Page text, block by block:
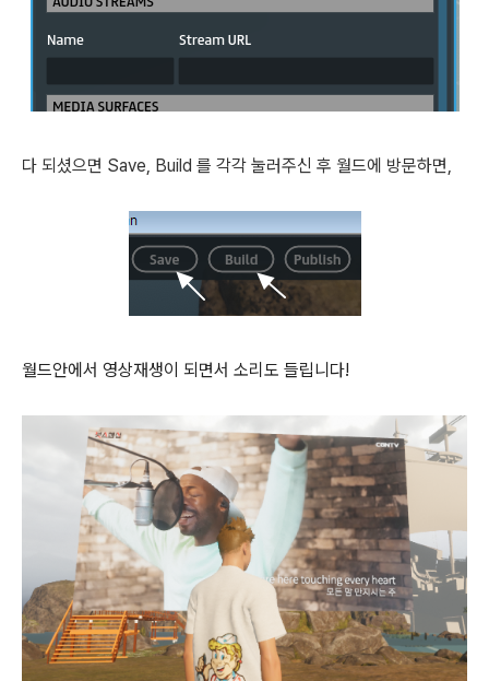
다 되셨으면 Save, Build 를 각각 눌러주신 후 월드에 방문하면,
월드안에서 영상재생이 되면서 소리도 들립니다!